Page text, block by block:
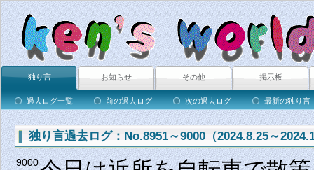
独り言 お知らせ その他 掲示板
過去ログ一覧 前の過去ログ 次の過去ログ 最新の独り言
独り言過去ログ：No.8951～9000（2024.8.25～
9000